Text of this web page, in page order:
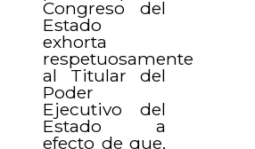
Congreso del
Estado
exhorta
respetuosamente
al Titular del
Poder
Ejecutivo del
Estado a
efecto de que,